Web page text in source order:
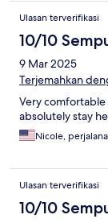
Ulasan terverifikasi
10/10
9 Mar 2025
Terjemahkan
Very
absolutely stay
Nicole,
Ulasan terverifikasi
10/10